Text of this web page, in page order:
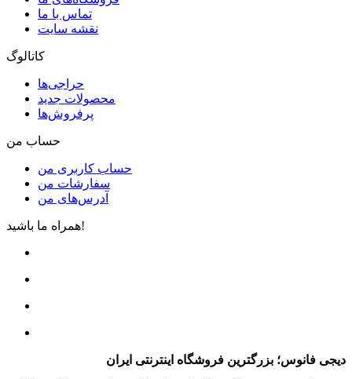
تماس با ما
نقشه سایت
کاتالوگ
حراجی‌ها
محصولات جدید
پرفروش‌ها
حساب من
حساب کاربری من
سفارشات من
آدرس‌های من
همراه ما باشید!
دیجی فانوس؛ بزرگترین فروشگاه اینترنتی ایران